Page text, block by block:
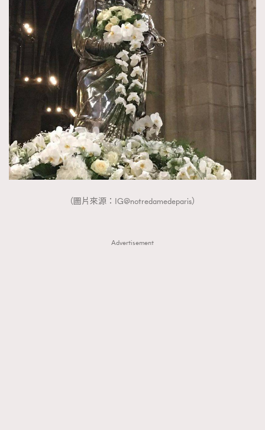
（圖片來源：IG@notredamedeparis）
Advertisement